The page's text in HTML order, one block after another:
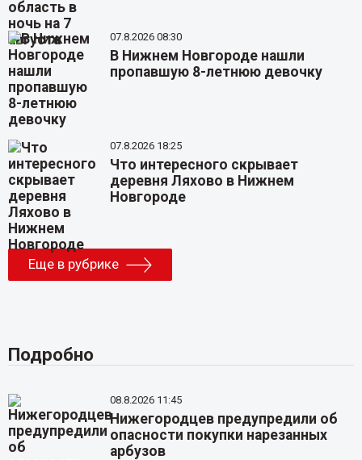
07.8.2026 08:30
В Нижнем Новгороде нашли
пропавшую 8-летнюю девочку
07.8.2026 18:25
Что интересного скрывает
деревня Ляхово в Нижнем
Новгороде
Еще в рубрике
Подробно
08.8.2026 11:45
Нижегородцев предупредили об
опасности покупки нарезанных
арбузов